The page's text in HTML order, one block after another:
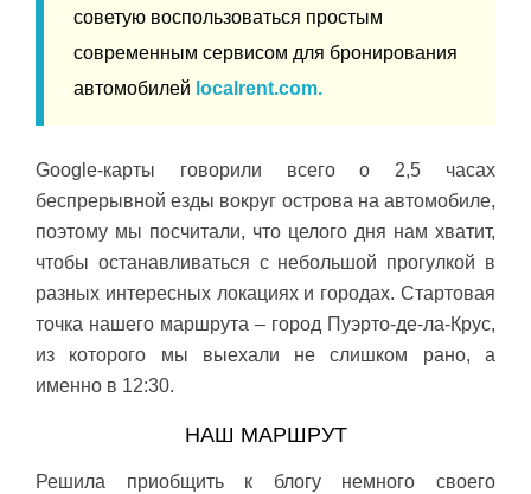
советую воспользоваться простым
современным сервисом для бронирования
автомобилей localrent.com.
Google-карты говорили всего о 2,5 часах
беспрерывной езды вокруг острова на автомобиле,
поэтому мы посчитали, что целого дня нам хватит,
чтобы останавливаться с небольшой прогулкой в
разных интересных локациях и городах. Стартовая
точка нашего маршрута – город Пуэрто-де-ла-Крус,
из которого мы выехали не слишком рано, а
именно в 12:30.
НАШ МАРШРУТ
Решила приобщить к блогу немного своего